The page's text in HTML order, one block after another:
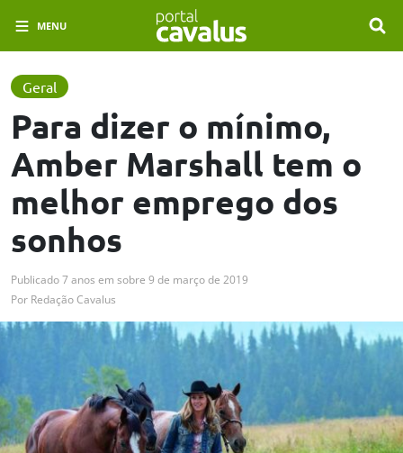
MENU
Geral
Para dizer o mínimo,
Amber Marshall tem o
melhor emprego dos
sonhos
Publicado7 anos em sobre 9 de março de 2019
Por Redação Cavalus